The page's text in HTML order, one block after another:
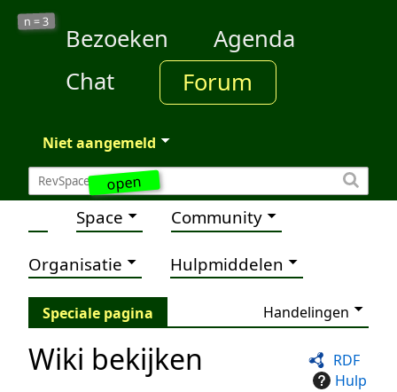
open
n =3
Bezoeken
Agenda
Chat
Forum
Niet aangemeld
Space Community
Organisatie Hulpmiddelen
Speciale pagina Handelingen
RDF
Hulp
Wiki bekijken